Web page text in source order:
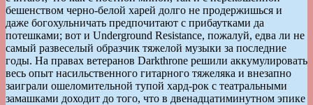
бешенством черно-белой харей долго не продержишься и
даже богохульничать предпочитают с прибаутками да
потешками; вот и Underground Resistance, пожалуй, едва ли не
самый развеселый образчик тяжелой музыки за последние
годы. На правах ветеранов Darkthrone решили аккумулировать
весь опыт насильственного гитарного тяжеляка и внезапно
заиграли ошеломительной тупой хард-рок с театральными
замашками доходит до того, что в двенадцатиминутном эпике